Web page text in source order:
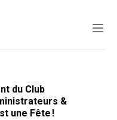
du Club
&
une Fête !